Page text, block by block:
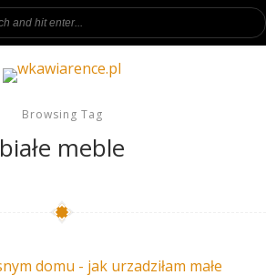
Browsing Tag
białe meble